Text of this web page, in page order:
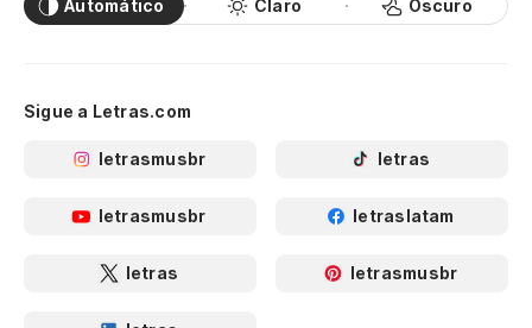
Automático Claro Oscuro
Sigue a Letras.com
letrasmusbr letras
letrasmusbr letraslatam
letras letrasmusbr